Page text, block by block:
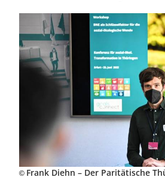
© Frank Diehn – Der Paritätische